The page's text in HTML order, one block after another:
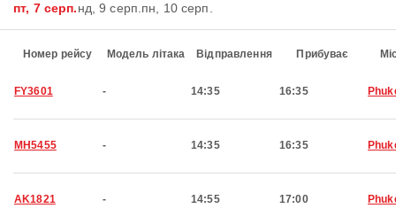
пт, 7 серп.нд, 9 серп. пн, 10 серп.
Номер рейсу Модель літака Відправлення Прибуває
FY3601 - 14:35 16:35
MH5455 - 14:35 16:35
AK1821 - 14:55 17:00